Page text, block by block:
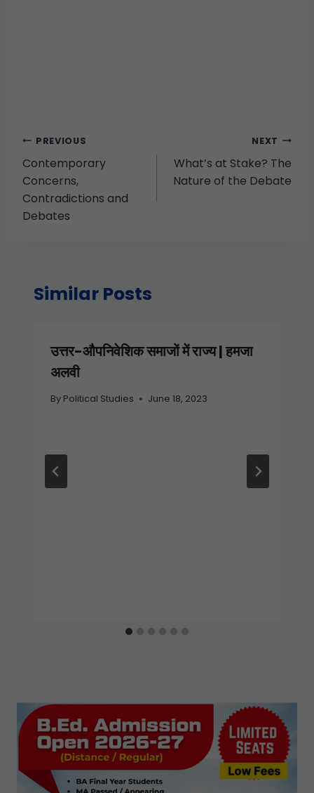
PREVIOUS
Contemporary
Concerns,
Contradictions and
Debates
NEXT
What’s at Stake? The
Nature of the Debate
Similar Posts
उत्तर-औपनिवेशिक समाजों में राज्य | हमजा
अलवी
By Political Studies June 18, 2023